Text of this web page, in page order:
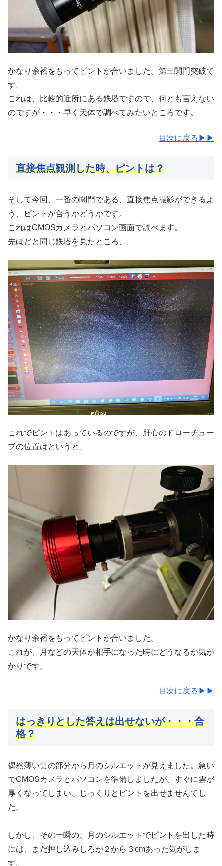
かなり余裕をもってピントが合いました。第三関門突破で
す。
これは、比較的近所にある鉄塔ですので、何とも言えない
のですが・・・早く天体で調べてみたいところです。
目次に戻る▶▶
直接焦点観測した時、ピントは？
そして今回、一番の関門である、直接焦点撮影ができるよ
う、ピントが合うかどうかです。
これはCMOSカメラとパソコン画面で調べます。
先ほどと同じ鉄塔を見たところ、
これでピントはあっているのですが、肝心のドローチュー
ブの位置はというと、
かなり余裕をもってピントが合いました。
これが、月などの天体が相手になった時にどうなるか気が
かりです。
目次に戻る▶▶
はっきりとした答えは出せないが・・・合
格？
偶然薄い雲の部分から月のシルエットが見えました。急い
でCMOSカメラとパソコンを準備しましたが、すぐに雲が
厚くなってしまい、じっくりとピントを出せませんでし
た。
しかし、その一瞬の、月のシルエットでピントを出した時
には、まだ押し込みしろが２から３cmあった気がしま
す。